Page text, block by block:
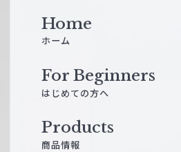
Home
ホーム
For Beginners
はじめての方へ
Products
商品情報